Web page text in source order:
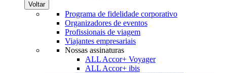
Voltar
Programa de fidelidade corporativo
Organizadores de eventos
Profissionais de viagem
Viajantes empresariais
Nossas assinaturas
ALL Accor+ Voyager
ALL Accor+ ibis